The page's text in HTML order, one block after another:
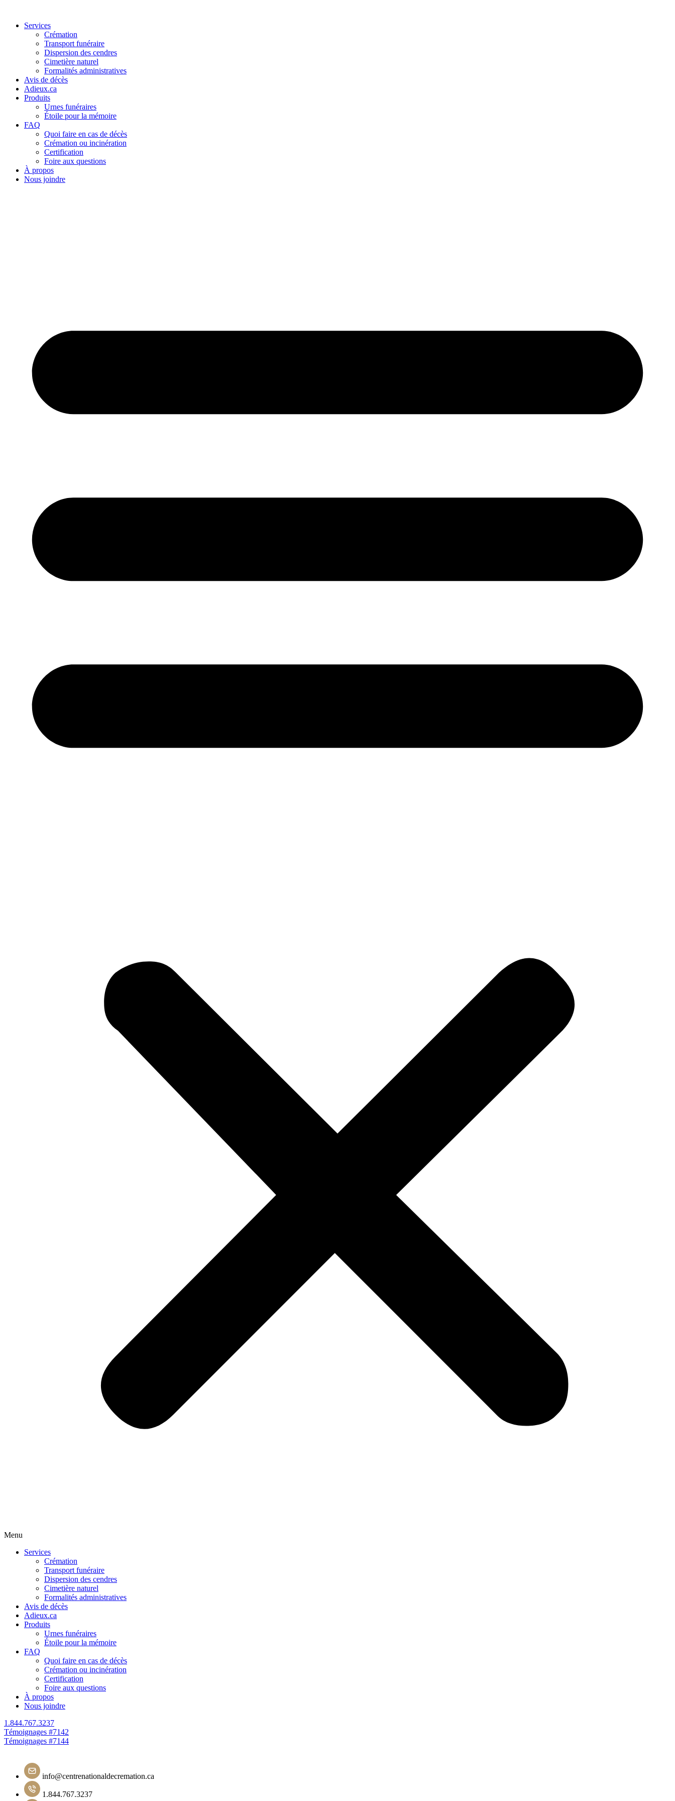
Services
Crémation
Transport funéraire
Dispersion des cendres
Cimetière naturel
Formalités administratives
Avis de décès
Adieux.ca
Produits
Urnes funéraires
Étoile pour la mémoire
FAQ
Quoi faire en cas de décès
Crémation ou incinération
Certification
Foire aux questions
À propos
Nous joindre
Menu
Services
Crémation
Transport funéraire
Dispersion des cendres
Cimetière naturel
Formalités administratives
Avis de décès
Adieux.ca
Produits
Urnes funéraires
Étoile pour la mémoire
FAQ
Quoi faire en cas de décès
Crémation ou incinération
Certification
Foire aux questions
À propos
Nous joindre
1.844.767.3237
Navigation
de
l'article
Témoignages #7142
Témoignages #7144
info@centrenationaldecremation.ca
1.844.767.3237